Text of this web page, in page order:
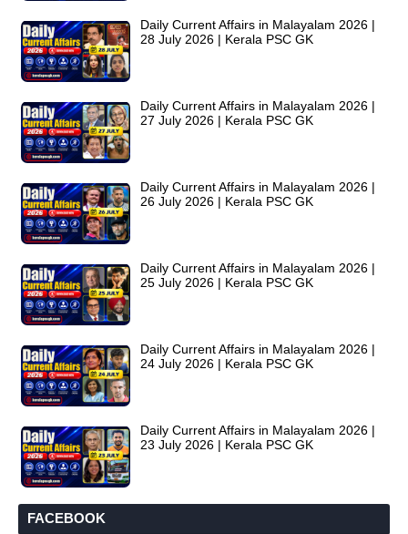
Daily Current Affairs in Malayalam 2026 |
28 July 2026 | Kerala PSC GK
Daily Current Affairs in Malayalam 2026 |
27 July 2026 | Kerala PSC GK
Daily Current Affairs in Malayalam 2026 |
26 July 2026 | Kerala PSC GK
Daily Current Affairs in Malayalam 2026 |
25 July 2026 | Kerala PSC GK
Daily Current Affairs in Malayalam 2026 |
24 July 2026 | Kerala PSC GK
Daily Current Affairs in Malayalam 2026 |
23 July 2026 | Kerala PSC GK
FACEBOOK